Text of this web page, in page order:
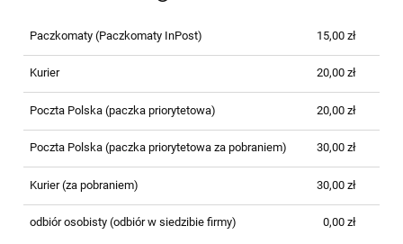
Paczkomaty(Paczkomaty InPost) 15,00 zł
Kurier 20,00 zł
Poczta Polska (paczka priorytetowa) 20,00 zł
Poczta Polska (paczka priorytetowa za pobraniem) 30,00 zł
Kurier (za pobraniem) 30,00 zł
odbiór osobisty(odbiór w siedzibie firmy) 0,00 zł